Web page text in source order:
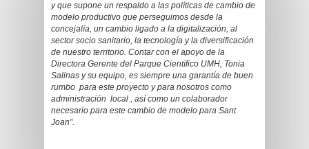
y que supone un respaldo a las políticas de cambio de
modelo productivo que perseguimos desde la
concejalía, un cambio ligado a la digitalización, al
sector socio sanitario, la tecnología y la diversificación
de nuestro territorio. Contar con el apoyo de la
Directora Gerente del Parque Científico UMH, Tonia
Salinas y su equipo, es siempre una garantía de buen
rumbo para este proyecto y para nosotros como
administración local , así como un colaborador
necesario para este cambio de modelo para Sant
Joan”.